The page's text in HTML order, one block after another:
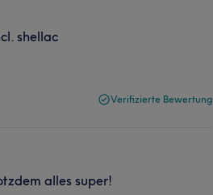
shellac
Verifizierte Bewertung
alles super!